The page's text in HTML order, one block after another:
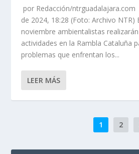
por Redacción/
de 2024, 18:28 (Foto: Archivo NTR)
noviembre ambientalistas
actividades en la Rambla Cataluña
problemas que enfrentan los...
LEER MÁS
1 2